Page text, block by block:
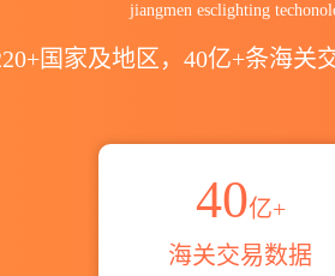
jiangmen esclighting
国家及地区，40亿+条海
40亿+
海关交易数据